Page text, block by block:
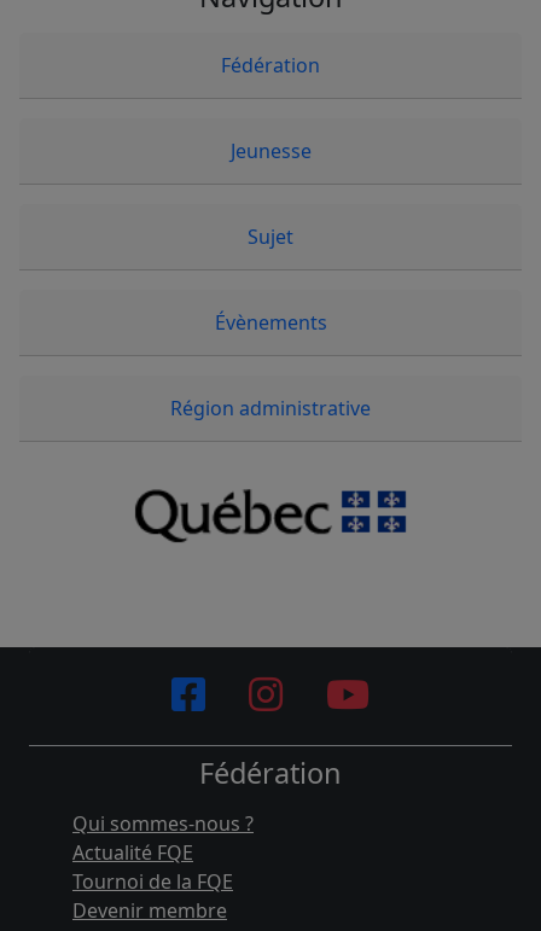
Fédération
Jeunesse
Sujet
Évènements
Région administrative
Fédération
Qui sommes-nous ?
Actualité FQE
Tournoi de la FQE
Devenir membre